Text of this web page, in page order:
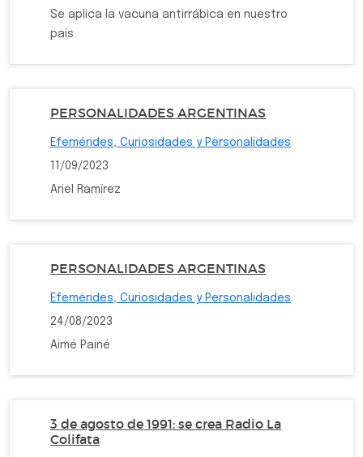
Se aplica la vacuna antirrábica en nuestro
país
PERSONALIDADES ARGENTINAS
Efemérides, Curiosidades y Personalidades
11/09/2023
Ariel Ramírez
PERSONALIDADES ARGENTINAS
Efemérides, Curiosidades y Personalidades
24/08/2023
Aimé Painé
3 de agosto de 1991: se crea Radio La
Colifata